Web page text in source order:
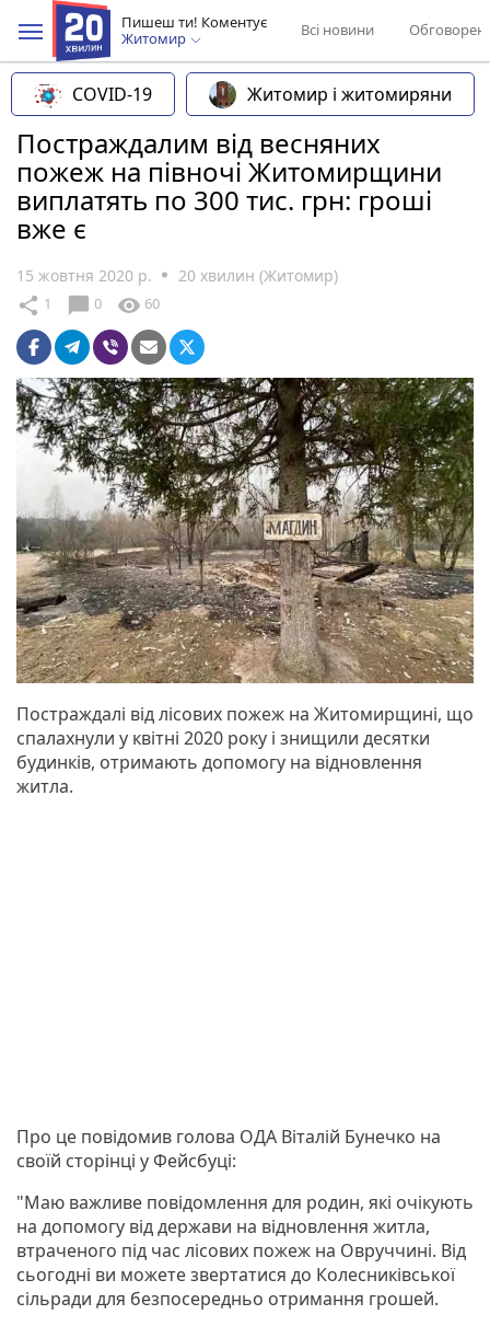
Пишеш ти! Коментує
Житомир
Всі новини
COVID-19 Житомир і житомиряни
Постраждалим від весняних
пожеж на півночі Житомирщини
виплатять по 300 тис. грн: гроші
вже є
15 жовтня 2020 р. 20 хвилин (Житомир)
share 1 chat_bubble 0 visibility 60
Постраждалі від лісових пожеж на Житомирщині, що
спалахнули у квітні 2020 року і знищили десятки
будинків, отримають допомогу на відновлення
житла.
Про це повідомив голова ОДА Віталій Бунечко на
своїй сторінці у Фейсбуці:
"Маю важливе повідомлення для родин, які очікують
на допомогу від держави на відновлення житла,
втраченого під час лісових пожеж на Овруччині. Від
сьогодні ви можете звертатися до Колесниківської
сільради для безпосередньо отримання грошей.